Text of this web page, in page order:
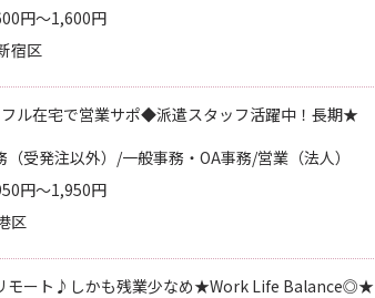
円～1,600円
宿区
フル在宅で営業サポ◆派遣スタッフ活躍中！長期★
（受発注以外）/一般事務・OA事務/営業（法人）
円～1,950円
区
モート♪しかも残業少なめ★Work Life Balance◎★